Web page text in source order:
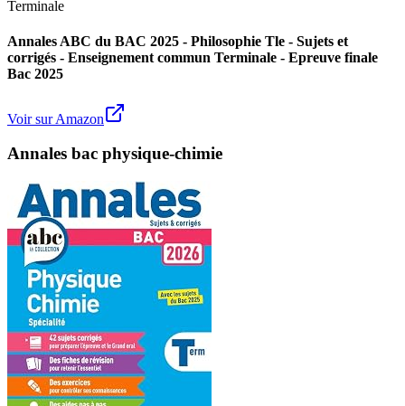
Terminale
Annales ABC du BAC 2025 - Philosophie Tle - Sujets et
corrigés - Enseignement commun Terminale - Epreuve finale
Bac 2025
Voir sur Amazon
Annales bac physique-chimie